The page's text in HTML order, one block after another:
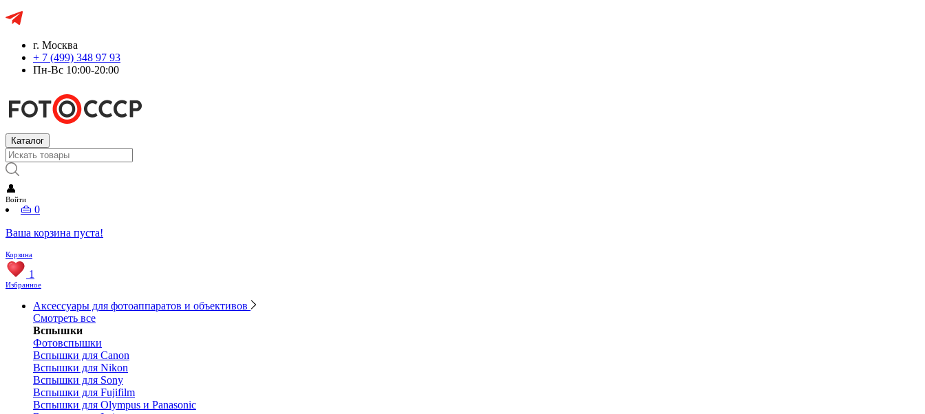
г. Москва
+ 7 (499) 348 97 93
Пн-Вс 10:00-20:00
Каталог
👤
Войти
👜 0
Ваша корзина пуста!
Корзина
1
Избранное
Аксессуары для фотоаппаратов и объективов
Смотреть все
Вспышки
Фотовспышки
Вспышки для Canon
Вспышки для Nikon
Вспышки для Sony
Вспышки для Fujifilm
Вспышки для Olympus и Panasonic